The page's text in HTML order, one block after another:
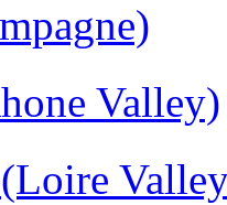
Valley)